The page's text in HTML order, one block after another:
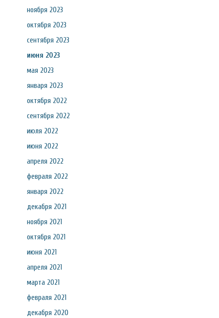
ноября 2023
октября 2023
сентября 2023
июня 2023
мая 2023
января 2023
октября 2022
сентября 2022
июля 2022
июня 2022
апреля 2022
февраля 2022
января 2022
декабря 2021
ноября 2021
октября 2021
июня 2021
апреля 2021
марта 2021
февраля 2021
декабря 2020